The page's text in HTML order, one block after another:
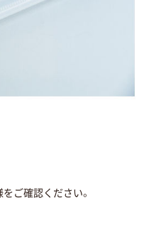
ご確認ください。